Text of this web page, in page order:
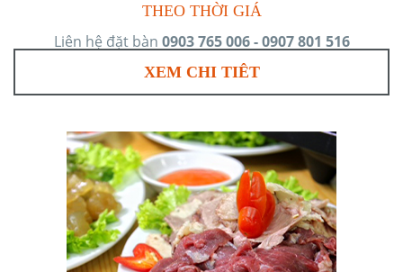
THEO THỜI GIÁ
Liên hệ đặt bàn 0903 765 006 - 0907 801 516
XEM CHI TIÊT